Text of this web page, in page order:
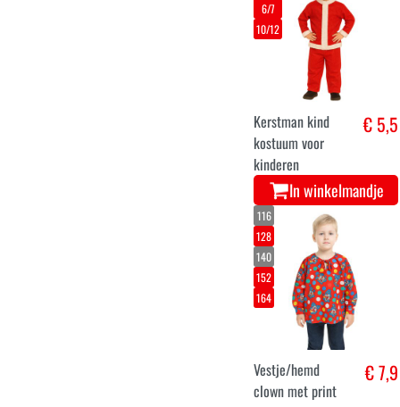
6/7
10/12
Kerstman kind
kostuum voor
kinderen
€ 5,5
In winkelmandje
116
128
140
152
164
Vestje/hemd
clown met print
€ 7,9